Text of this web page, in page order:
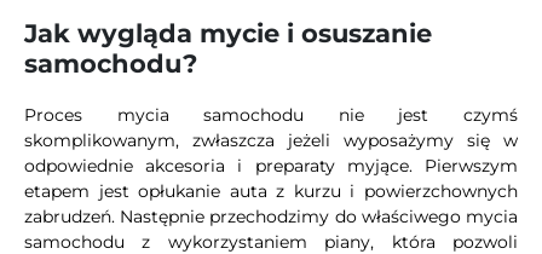
Jak wygląda mycie i osuszanie
samochodu?
Proces mycia samochodu nie jest czymś
skomplikowanym, zwłaszcza jeżeli wyposażymy się w
odpowiednie akcesoria i preparaty myjące. Pierwszym
etapem jest opłukanie auta z kurzu i powierzchownych
zabrudzeń. Następnie przechodzimy do właściwego mycia
samochodu z wykorzystaniem piany, która pozwoli